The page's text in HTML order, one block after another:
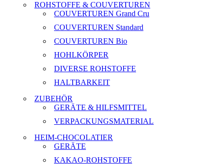
ROHSTOFFE & COUVERTUREN
COUVERTUREN Grand Cru
COUVERTUREN Standard
COUVERTUREN Bio
HOHLKÖRPER
DIVERSE ROHSTOFFE
HALTBARKEIT
ZUBEHÖR
GERÄTE & HILFSMITTEL
VERPACKUNGSMATERIAL
HEIM-CHOCOLATIER
GERÄTE
KAKAO-ROHSTOFFE